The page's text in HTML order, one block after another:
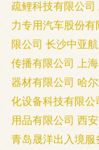
疏鲤科技有限公司
力专用汽车股份
限公司 长沙中亚
传播有限公司 上
器材有限公司 哈
化设备科技有限公
用品有限公司 西
青岛晟洋出入境服